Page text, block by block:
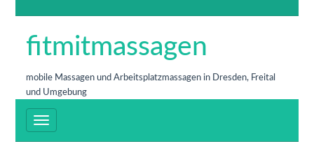
fitmitmassagen
mobile Massagen und Arbeitsplatzmassagen in Dresden, Freital
und Umgebung
Ihre Auszeit im Arbeitsalltag